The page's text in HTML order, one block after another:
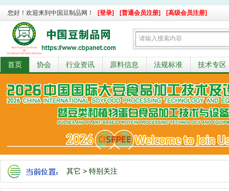
您好！欢迎来到中国豆制品网！ [登录] [普通会员注册] [高级会员注册]
首页 协会 行业资讯 原料信息 法规标准 技术专区
其它 > 特别关注